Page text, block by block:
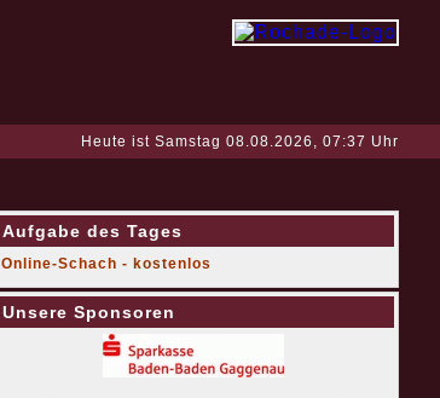
Heute ist Samstag 08.08.2026, 07:37 Uhr
Aufgabe des Tages
Online-Schach - kostenlos
Unsere Sponsoren